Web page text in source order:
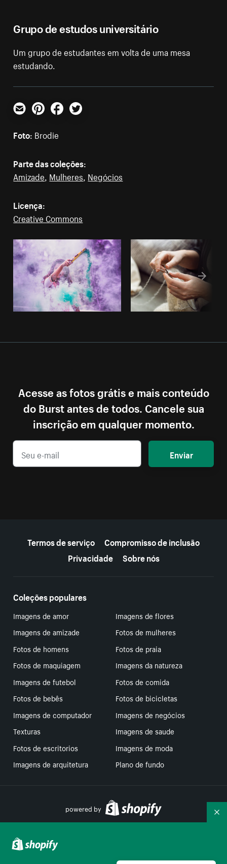
Grupo de estudos universitário
Um grupo de estudantes em volta de uma mesa
estudando.
E-mailPinterestFacebookTwitter
Foto: Brodie
Parte das coleções:
Amizade, Mulheres, Negócios
Licença:
Creative Commons
Acesse as fotos grátis e mais conteúdo
do Burst antes de todos. Cancele sua
inscrição em qualquer momento.
Enviar
Termos de serviço
Compromisso de inclusão
Privacidade
Sobre nós
Coleções populares
Imagens de amor
Imagens de flores
Imagens de amizade
Fotos de mulheres
Fotos de homens
Fotos de praia
Fotos de maquiagem
Imagens da natureza
Imagens de futebol
Fotos de comida
Fotos de bebês
Fotos de bicicletas
Imagens de computador
Imagens de negócios
Texturas
Imagens de saude
Fotos de escritorios
Imagens de moda
Imagens de arquitetura
Plano de fundo
powered by
Suas escolhas de privacidade